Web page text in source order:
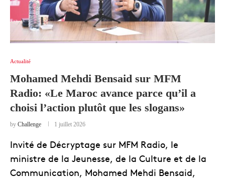
Actualité
Mohamed Mehdi Bensaid sur MFM
Radio: «Le Maroc avance parce qu’il a
choisi l’action plutôt que les slogans»
by Challenge 1 juillet 2026
Invité de Décryptage sur MFM Radio, le
ministre de la Jeunesse, de la Culture et de la
Communication, Mohamed Mehdi Bensaid,